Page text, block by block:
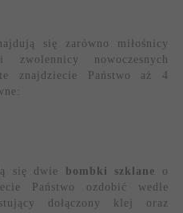
się zarówno miłośnicy
nowoczesnych
znajdziecie Państwo aż 4
się dwie
bombki szklane o
Państwo ozdobić wedle
dołączony klej oraz